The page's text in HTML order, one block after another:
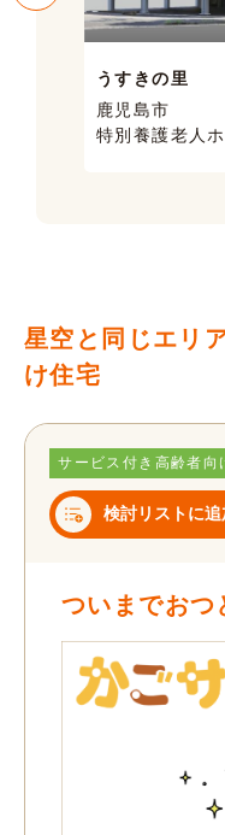
うすきの里
鹿児島市
特別養護老人
星空と同じエリ
け住宅
サービス付き高齢者向
検討リストに追
ついまでおつ